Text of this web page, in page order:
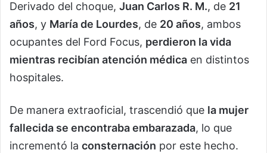
Derivado del choque, Juan Carlos R. M., de 21
años, y María de Lourdes, de 20 años, ambos
ocupantes del Ford Focus, perdieron la vida
mientras recibían atención médica en distintos
hospitales.
De manera extraoficial, trascendió que la mujer
fallecida se encontraba embarazada, lo que
incrementó la consternación por este hecho.